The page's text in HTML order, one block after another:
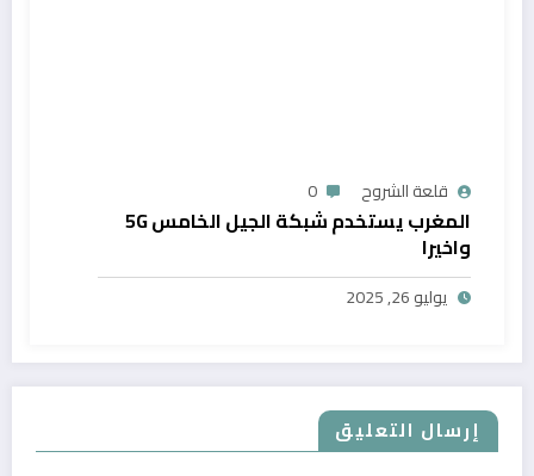
قلعة الشروح 0
المغرب يستخدم شبكة الجيل الخامس 5G
واخيرا
يوليو 26, 2025
إرسال التعليق